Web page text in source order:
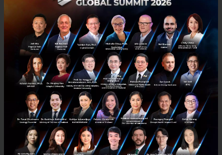
เทฟลอน สารเคลือบ nanoscale fletching
E-mail :contact@techsauce.co
Tel : 02-001-5375
Mobile : 06-4658-9500